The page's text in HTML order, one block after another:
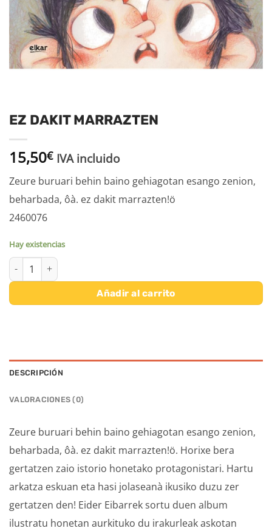
EZ DAKIT MARRAZTEN
15,50€ IVA incluido
Zeure buruari behin baino gehiagotan esango zenion,
beharbada, ôà. ez dakit marrazten!ö
2460076
Hay existencias
EZ DAKIT MARRAZTEN cantidad
Añadir al carrito
DESCRIPCIÓN
VALORACIONES (0)
Zeure buruari behin baino gehiagotan esango zenion,
beharbada, ôà. ez dakit marrazten!ö. Horixe bera
gertatzen zaio istorio honetako protagonistari. Hartu
arkatza eskuan eta hasi jolaseanà ikusiko duzu zer
gertatzen den! Eider Eibarrek sortu duen album
ilustratu honetan aurkituko du irakurleak askotan